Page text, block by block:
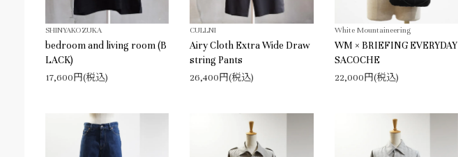
SHINYAKOZUKA
bedroom and living room (B
LACK)
17,600円(税込)
CULLNI
Airy Cloth Extra Wide Draw
string Pants
26,400円(税込)
White Mountaineering
WM × BRIEFING EVERYDAY
SACOCHE
22,000円(税込)